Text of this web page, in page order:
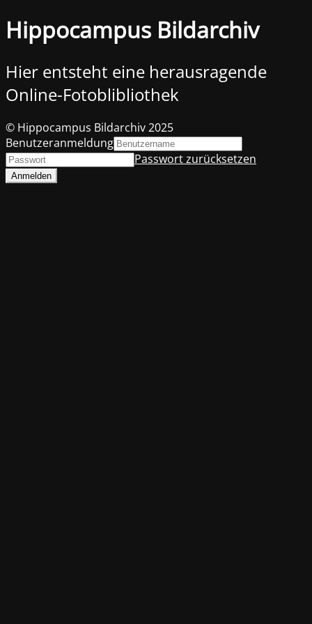
Hippocampus Bildarchiv
Hier entsteht eine herausragende
Online-Fotoblibliothek
© Hippocampus Bildarchiv 2025
Benutzeranmeldung
Passwort zurücksetzen